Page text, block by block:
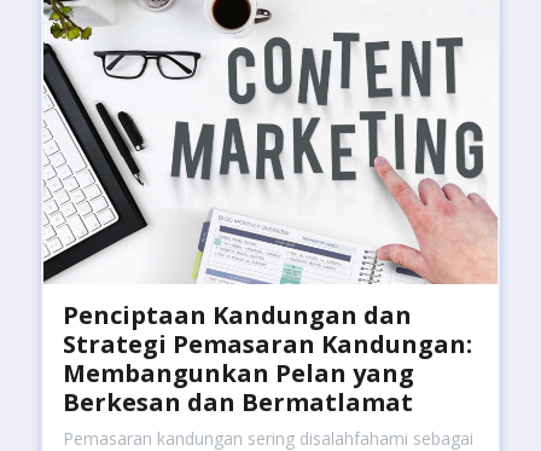
Penciptaan Kandungan dan
Strategi Pemasaran Kandungan:
Membangunkan Pelan yang
Berkesan dan Bermatlamat
Pemasaran kandungan sering disalahfahami sebagai